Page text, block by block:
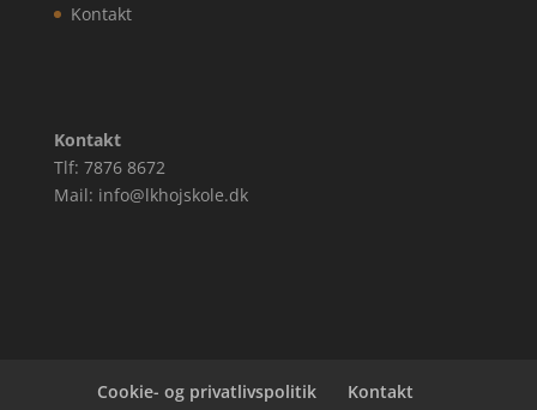
Kontakt
Kontakt
Tlf: 7876 8672
Mail: info@lkhojskole.dk
Cookie- og privatlivspolitik Kontakt